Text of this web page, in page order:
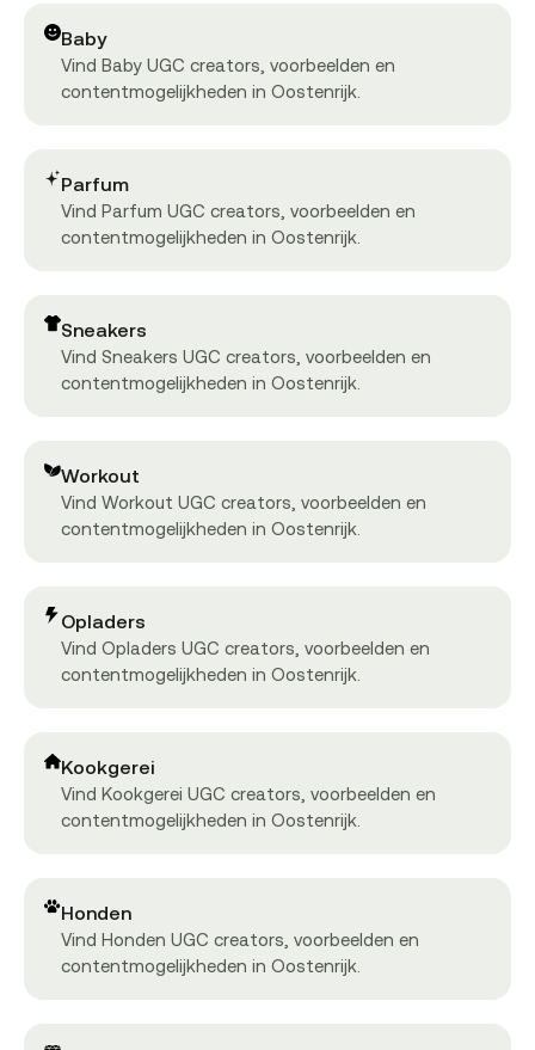
Baby
Vind Baby UGC creators, voorbeelden en
contentmogelijkheden in Oostenrijk.
Parfum
Vind Parfum UGC creators, voorbeelden en
contentmogelijkheden in Oostenrijk.
Sneakers
Vind Sneakers UGC creators, voorbeelden en
contentmogelijkheden in Oostenrijk.
Workout
Vind Workout UGC creators, voorbeelden en
contentmogelijkheden in Oostenrijk.
Opladers
Vind Opladers UGC creators, voorbeelden en
contentmogelijkheden in Oostenrijk.
Kookgerei
Vind Kookgerei UGC creators, voorbeelden en
contentmogelijkheden in Oostenrijk.
Honden
Vind Honden UGC creators, voorbeelden en
contentmogelijkheden in Oostenrijk.